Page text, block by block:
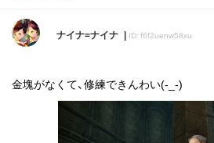
ナイナ=ナイナ ID: f6f2uenw58xu
金塊がなくて、修練できんわい(-_-)